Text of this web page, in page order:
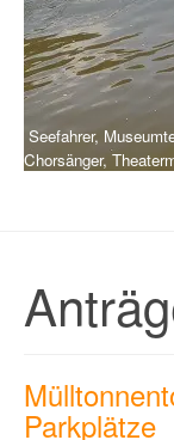
Seefahrer,
Chorsänger,
Parkplätze